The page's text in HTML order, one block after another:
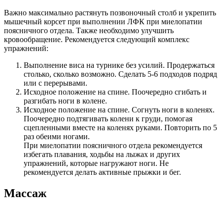
Важно максимально растянуть позвоночный столб и укрепить
мышечный корсет при выполнении ЛФК при миелопатии
поясничного отдела. Также необходимо улучшить
кровообращение. Рекомендуется следующий комплекс
упражнений:
Выполнение виса на турнике без усилий. Продержаться
столько, сколько возможно. Сделать 5-6 подходов подряд
или с перерывами.
Исходное положение на спине. Поочередно сгибать и
разгибать ноги в колене.
Исходное положение на спине. Согнуть ноги в коленях.
Поочередно подтягивать колени к груди, помогая
сцепленными вместе на коленях руками. Повторить по 5
раз обеими ногами.
При миелопатии поясничного отдела рекомендуется
избегать плавания, ходьбы на лыжах и других
упражнений, которые нагружают ноги. Не
рекомендуется делать активные прыжки и бег.
Массаж